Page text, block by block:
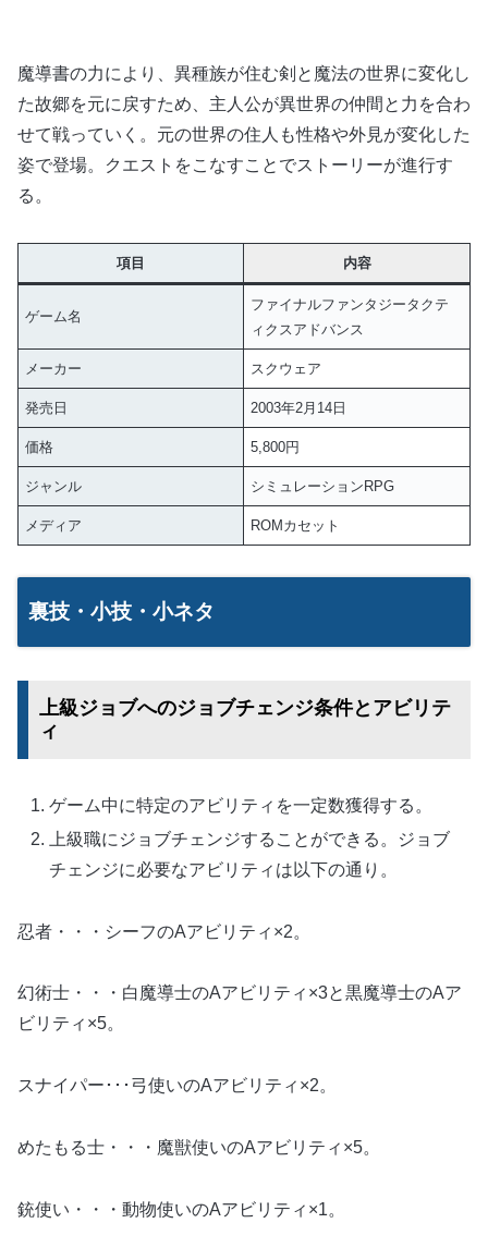
魔導書の力により、異種族が住む剣と魔法の世界に変化し
た故郷を元に戻すため、主人公が異世界の仲間と力を合わ
せて戦っていく。元の世界の住人も性格や外見が変化した
姿で登場。クエストをこなすことでストーリーが進行す
る。
項目 内容
ゲーム名
ファイナルファンタジータクテ
ィクスアドバンス
メーカー スクウェア
発売日 2003年2月14日
価格 5,800円
ジャンル シミュレーションRPG
メディア ROMカセット
裏技・小技・小ネタ
上級ジョブへのジョブチェンジ条件とアビリテ
ィ
ゲーム中に特定のアビリティを一定数獲得する。
上級職にジョブチェンジすることができる。ジョブ
チェンジに必要なアビリティは以下の通り。
忍者・・・シーフのAアビリティ×2。
幻術士・・・白魔導士のAアビリティ×3と黒魔導士のAア
ビリティ×5。
スナイパー･･･弓使いのAアビリティ×2。
めたもる士・・・魔獣使いのAアビリティ×5。
銃使い・・・動物使いのAアビリティ×1。